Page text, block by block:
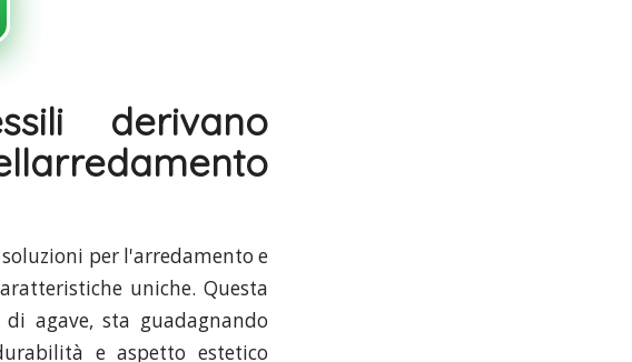
derivano
per l'arredamento e
uniche. Questa
agave, sta guadagnando
e aspetto estetico